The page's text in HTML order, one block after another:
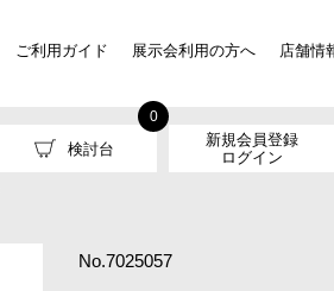
ご利用ガイド 展示会利用の方へ 店舗情
検討台
0
新規会員登録
ログイン
No.7025057